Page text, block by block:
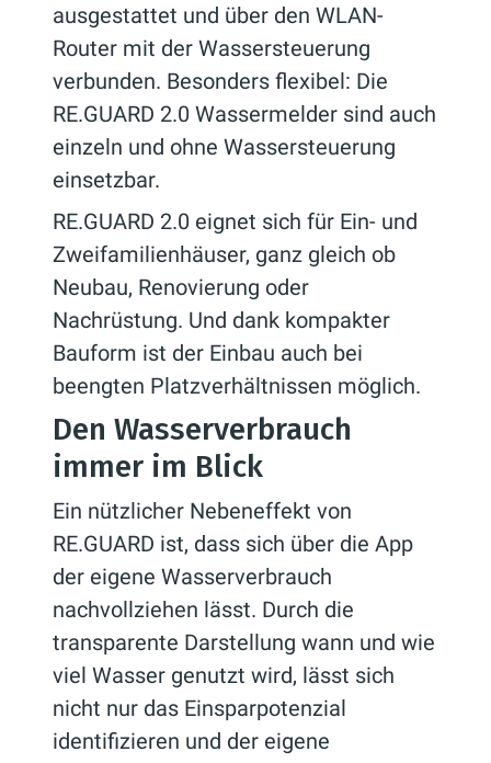
ausgestattet und über den WLAN-
Router mit der Wassersteuerung
verbunden. Besonders flexibel: Die
RE.GUARD 2.0 Wassermelder sind auch
einzeln und ohne Wassersteuerung
einsetzbar.
RE.GUARD 2.0 eignet sich für Ein- und
Zweifamilienhäuser, ganz gleich ob
Neubau, Renovierung oder
Nachrüstung. Und dank kompakter
Bauform ist der Einbau auch bei
beengten Platzverhältnissen möglich.
Den Wasserverbrauch
immer im Blick
Ein nützlicher Nebeneffekt von
RE.GUARD ist, dass sich über die App
der eigene Wasserverbrauch
nachvollziehen lässt. Durch die
transparente Darstellung wann und wie
viel Wasser genutzt wird, lässt sich
nicht nur das Einsparpotenzial
identifizieren und der eigene